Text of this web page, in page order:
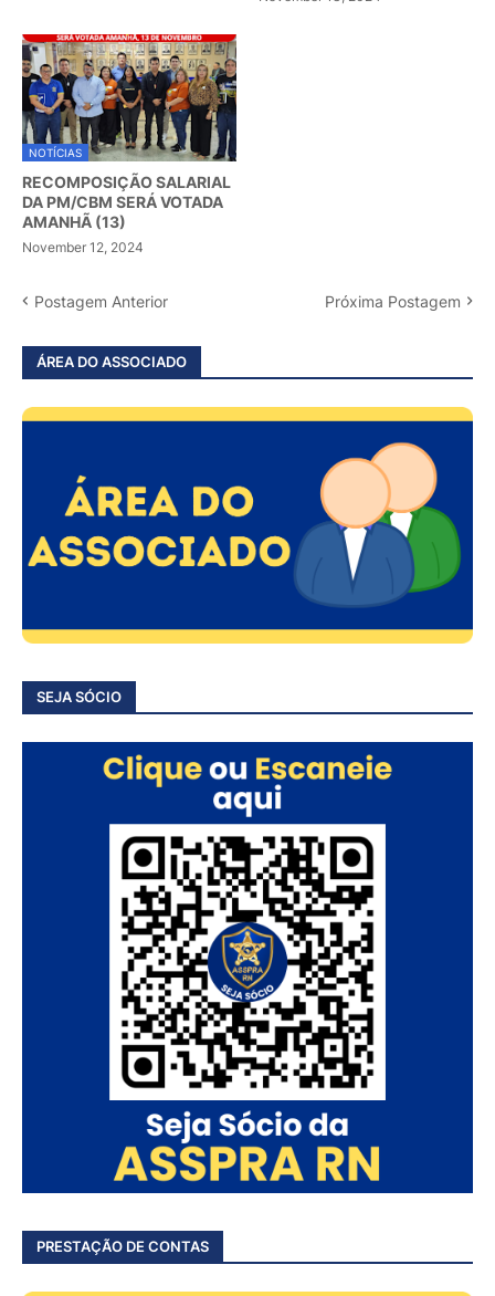
NOTÍCIAS
RECOMPOSIÇÃO SALARIAL
DA PM/CBM SERÁ VOTADA
AMANHÃ (13)
November 12, 2024
Postagem Anterior Próxima Postagem
ÁREA DO ASSOCIADO
SEJA SÓCIO
PRESTAÇÃO DE CONTAS